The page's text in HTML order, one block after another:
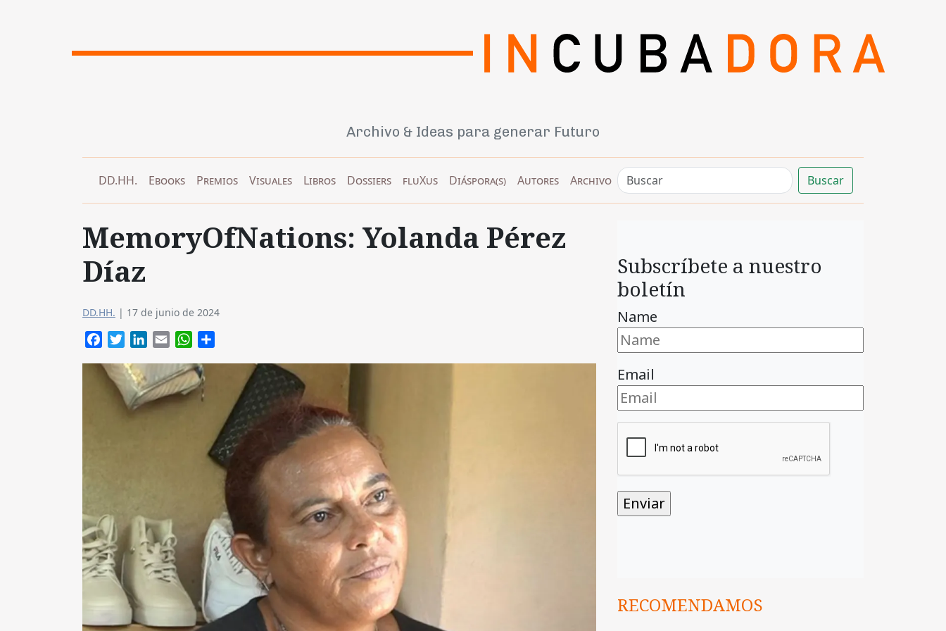
Archivo & Ideas para generar Futuro
DD.HH. Ebooks Premios Visuales Libros Dossiers fluXus Diáspora(s) Autores Archivo Buscar
MemoryOfNations: Yolanda Pérez
Díaz
DD.HH. | 17 de junio de 2024
FacebookTwitterLinkedIn
Email WhatsApp
Subscríbete a nuestro
boletín
Name
Email
RECOMENDAMOS